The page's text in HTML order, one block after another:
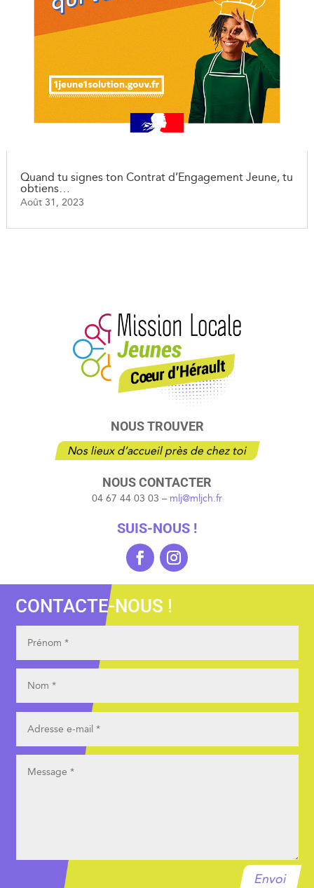
Quand tu signes ton Contrat d’Engagement Jeune, tu
obtiens…
Août 31, 2023
NOUS TROUVER
Nos lieux d’accueil près de chez toi
NOUS CONTACTER
04 67 44 03 03 – mlj@mljch.fr
SUIS-NOUS !
CONTACTE-NOUS !
Envoi